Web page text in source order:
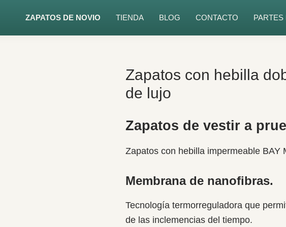
ZAPATOS DE NOVIO TIENDA BLOG CONTACTO PARTES
Zapatos con hebilla
de lujo
Zapatos de vestir a
Zapatos con hebilla impermeable BAY
Membrana de nanofibras.
Tecnología termorreguladora que
de las inclemencias del tiempo.